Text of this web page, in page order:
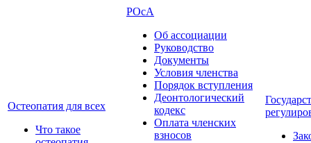
Остеопатия для всех
Что такое
РОсА
Об ассоциации
Руководство
Документы
Условия членства
Порядок вступления
Деонтологический
кодекс
Оплата членских
взносов